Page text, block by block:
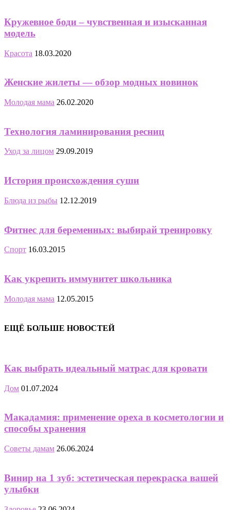
Кружевное боди – чувственная и изысканная
модель
Красота 18.03.2020
Женские жилеты — обзор модных новинок
Молодая мама 26.02.2020
Технология ламинирования ресниц
Уход за лицом 29.09.2019
История происхождения суши
Блюда из рыбы 12.12.2019
Фитнес для беременных: выбирай тренировку
Спорт 16.03.2015
Как укрепить иммунитет школьника
Молодая мама 12.05.2015
ЕЩЁ БОЛЬШЕ НОВОСТЕЙ
Как выбрать идеальный матрас для кровати
Дом 01.07.2024
Макадамия: применение ореха в косметологии и
способы хранения
Советы дамам 26.06.2024
Винир на 1 зуб: эстетическая перекраска вашей
улыбки